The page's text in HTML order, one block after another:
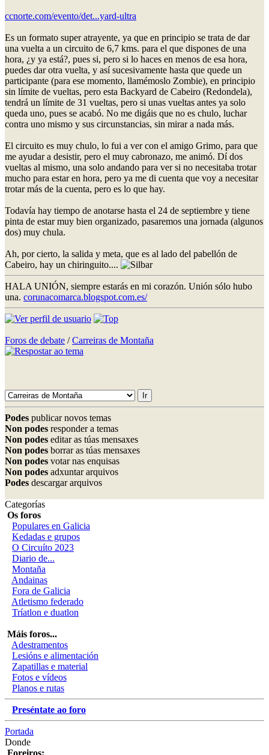
ccnorte.com/evento/det...yard-ultra
Es un formato super atrayente, ya que en principio se trata de dar
una vuelta a un circuito de 6,7 kms. para el que dispones de una
hora, ¿y ya está?, pues si, pero si lo haces en menos de esa hora,
puedes dar otra vuelta, y así sucesivamente hasta que quede un
participante (para ese momento, llamémoslo Zombie), en principio
sin límite de vueltas, pero esta Backyard de Cabeiro (Redondela),
tendrá un límite de 31 vueltas, pero si unas vueltas antes ya solo
queda uno, pues se acabó. No me digáis que no es chulo, luchar
contra uno mismo y sus circunstancias, sin mirar a nada más.
El circuito es muy chulo, lo fui a ver con el amigo Grimo, para que
me ayudar a desistir, pero el muy cabronazo, me animó. Dí dos
vueltas al mismo, una solo andando para ver si no necesitaba trotar
mucho para estar en hora, pero ya me di cuenta que voy a necesitar
trotar más de la cuenta, pero es lo que hay.
Todavía hay tiempo de anotarse hasta el 24 de septiembre y tiene
pinta de estar muy bien organizado, pasaremos una jornada (algunos
dos) muy chula.
Ah, por cierto, la salida y meta, que es al lado del pabellón de
Cabeiro, hay un chiringuito....
HALA UNIÓN, siempre estarás en mi corazón. Unión sólo hubo
una. corunacomarca.blogspot.com.es/
Foros de debate /Carreiras de Montaña
Podes publicar novos temas
Non podes responder a temas
Non podes editar as túas mensaxes
Non podes borrar as túas mensaxes
Non podes votar nas enquisas
Non podes adxuntar arquivos
Podes descargar arquivos
Categorías
Os foros
Populares en Galicia
Kedadas e grupos
O Circuíto 2023
Diario de...
Montaña
Andainas
Fora de Galicia
Atletismo federado
Tríatlon e duatlon
Máis foros...
Adestramentos
Lesións e alimentación
Zapatillas e material
Fotos e vídeos
Planos e rutas
Preséntate ao foro
Portada
Donde
Foreiros: